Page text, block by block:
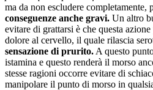
ma da non escludere completamente,
conseguenze anche gravi. Un altro
evitare di grattarsi è che questa
dolore al cervello, il quale rilascia
sensazione di prurito. A questo
istamina e questo renderà il morso
stesse ragioni occorre evitare di
manipolare il punto di morso in